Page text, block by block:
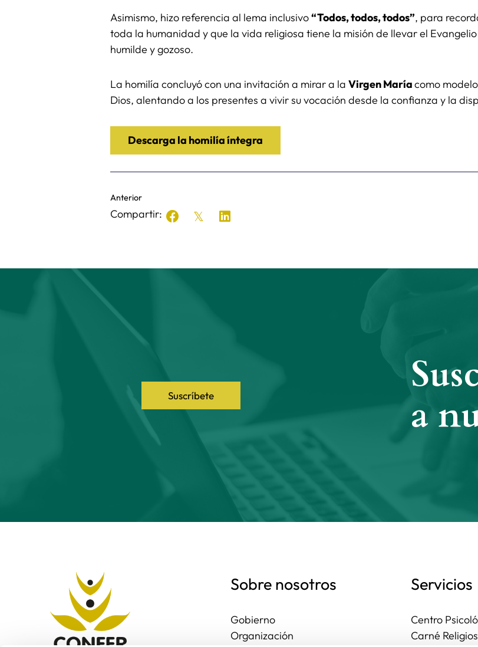
Asimismo, hizo referencia al lema inclusivo“Todos, todos, todos”, para
toda la humanidad y que la vida religiosa tiene la misión de llevar el
humilde y gozoso.
La homilía concluyó con una invitación a mirar a la Virgen Maríacomo
Dios, alentando a los presentes a vivir su vocación desde la confianza y la
Descarga la homilía íntegra
Anterior
Compartir:
Suscríbete
a
Sobre nosotros
Gobierno
Organización
Servicios
Centro
Carné